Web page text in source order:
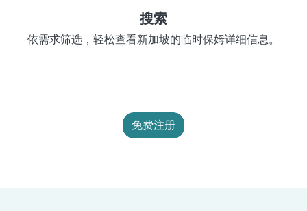
搜索
依需求筛选，轻松查看新加坡的临时保姆详细信息。
免费注册